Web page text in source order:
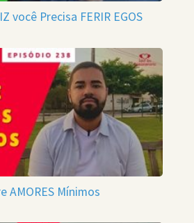
você Precisa FERIR EGOS
AMORES Mínimos